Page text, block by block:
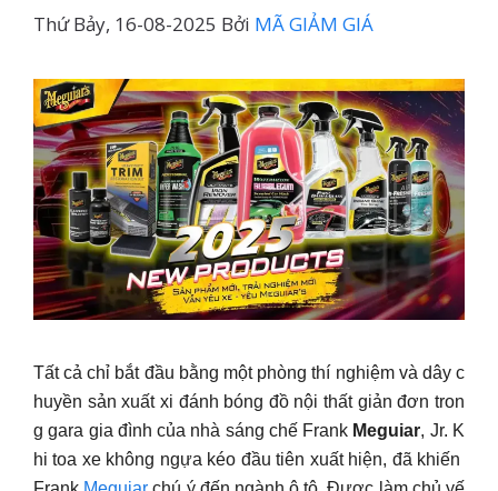
Thứ Bảy, 16-08-2025 Bởi MÃ GIẢM GIÁ
Tất cả chỉ bắt đầu bằng một phòng thí nghiệm và dây c
huyền sản xuất xi đánh bóng đồ nội thất giản đơn tron
g gara gia đình của nhà sáng chế Frank Meguiar, Jr. K
hi toa xe không ngựa kéo đầu tiên xuất hiện, đã khiến